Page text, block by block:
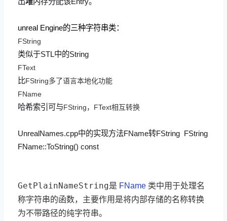
unreal Engine的三种字符串类：
FString
类似于STL中的String
FText
比FString多了语言本地化功能
FName
哈希索引可与FString，FText相互转换
UnrealNames.cpp中的实现方法FName转FString FString
FName::ToString() const
GetPlainNameString是 FName 类中用于处理名
称字符串的函数，主要作用是将内部存储的名称转换
为不带路径的纯字符串。